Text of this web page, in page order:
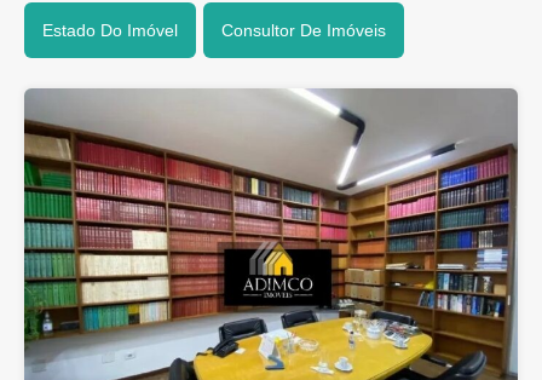
Estado Do Imóvel Consultor De Imóveis